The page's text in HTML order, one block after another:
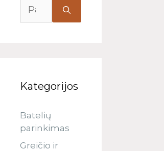
Kategorijos
Batelių
parinkimas
Greičio ir